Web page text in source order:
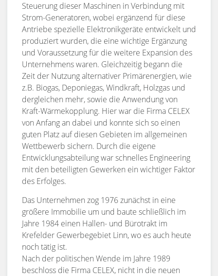
Steuerung dieser Maschinen in Verbindung mit
Strom-Generatoren, wobei ergänzend für diese
Antriebe spezielle Elektronikgeräte entwickelt und
produziert wurden, die eine wichtige Ergänzung
und Voraussetzung für die weitere Expansion des
Unternehmens waren. Gleichzeitig begann die
Zeit der Nutzung alternativer Primärenergien, wie
z.B. Biogas, Deponiegas, Windkraft, Holzgas und
dergleichen mehr, sowie die Anwendung von
Kraft-Wärmekopplung. Hier war die Firma CELEX
von Anfang an dabei und konnte sich so einen
guten Platz auf diesen Gebieten im allgemeinen
Wettbewerb sichern. Durch die eigene
Entwicklungsabteilung war schnelles Engineering
mit den beteiligten Gewerken ein wichtiger Faktor
des Erfolges.
Das Unternehmen zog 1976 zunächst in eine
größere Immobilie um und baute schließlich im
Jahre 1984 einen Hallen- und Bürotrakt im
Krefelder Gewerbegebiet Linn, wo es auch heute
noch tätig ist.
Nach der politischen Wende im Jahre 1989
beschloss die Firma CELEX, nicht in die neuen